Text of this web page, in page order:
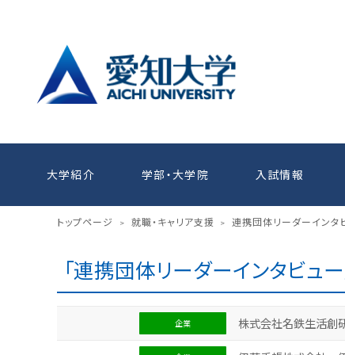
大学紹介 学部・大学院 入試情報
トップページ > 就職・キャリア支援 > 連携団体リーダーインタ
「連携団体リーダーインタビュ
企業 株式会社名鉄生活